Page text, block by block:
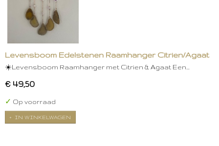
Levensboom Edelstenen Raamhanger Citrien/Agaat
☀️Levensboom Raamhanger met Citrien & Agaat Een…
€ 49,50
✓ Op voorraad
IN WINKELWAGEN